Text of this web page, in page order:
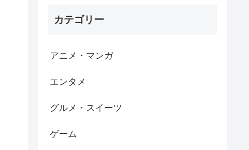
カテゴリー
アニメ・マンガ
エンタメ
グルメ・スイーツ
ゲーム